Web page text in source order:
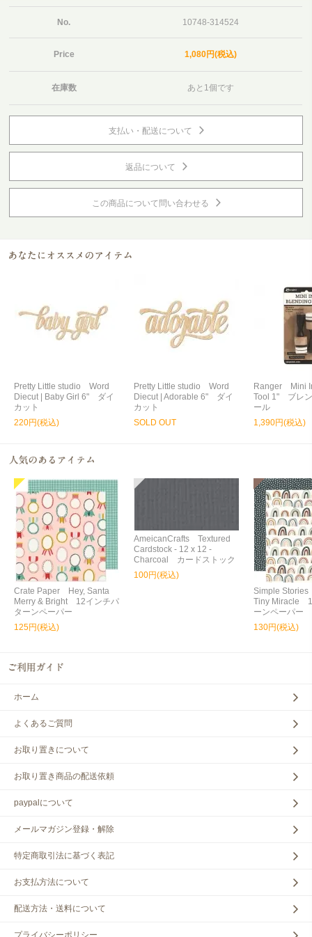
No. 10748-314524
Price 1,080円(税込)
在庫数 あと1個です
支払い・配送について
返品について
この商品について問い合わせる
Pretty Little studio Word
Diecut | Baby Girl 6" ダイ
カット
220円(税込)
Pretty Little studio Word
Diecut | Adorable 6" ダイ
カット
SOLD OUT
Ranger Mini
Tool 1" ブレ
ール
1,390円(税込)
Crate Paper Hey, Santa
Merry & Bright 12インチパ
ターンペーパー
125円(税込)
AmeicanCrafts Textured
Cardstock - 12 x 12 -
Charcoal カードストック
100円(税込)
Simple
Tiny Miracle
ーンペーパー
130円(税込)
ホーム
よくあるご質問
お取り置きについて
お取り置き商品の配送依頼
paypalについて
メールマガジン登録・解除
特定商取引法に基づく表記
お支払方法について
配送方法・送料について
プライバシーポリシー